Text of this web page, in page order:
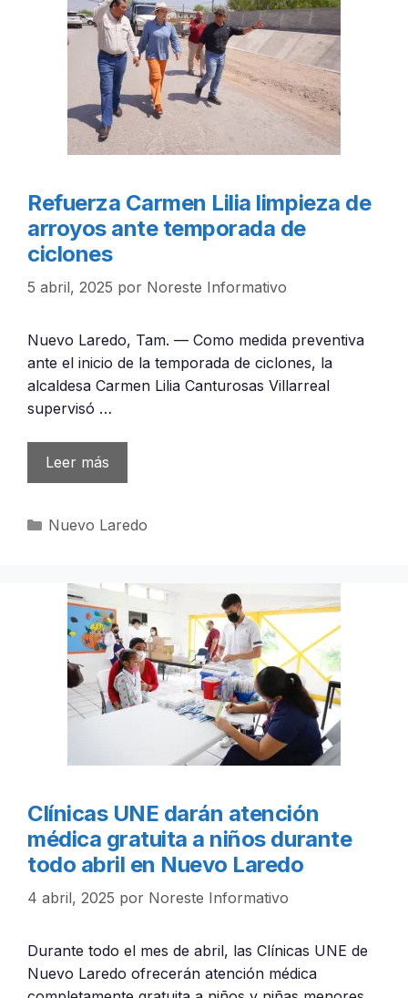
Refuerza Carmen Lilia limpieza de
arroyos ante temporada de
ciclones
5 abril, 2025 por Noreste Informativo
Nuevo Laredo, Tam. — Como medida preventiva
ante el inicio de la temporada de ciclones, la
alcaldesa Carmen Lilia Canturosas Villarreal
supervisó …
Leer más
Categorías
Nuevo Laredo
Clínicas UNE darán atención
médica gratuita a niños durante
todo abril en Nuevo Laredo
4 abril, 2025 por Noreste Informativo
Durante todo el mes de abril, las Clínicas UNE de
Nuevo Laredo ofrecerán atención médica